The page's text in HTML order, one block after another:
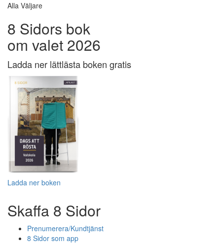
Alla Väljare
8 Sidors bok
om valet 2026
Ladda ner lättlästa boken gratis
Ladda ner boken
Skaffa 8 Sidor
Prenumerera/Kundtjänst
8 Sidor som app